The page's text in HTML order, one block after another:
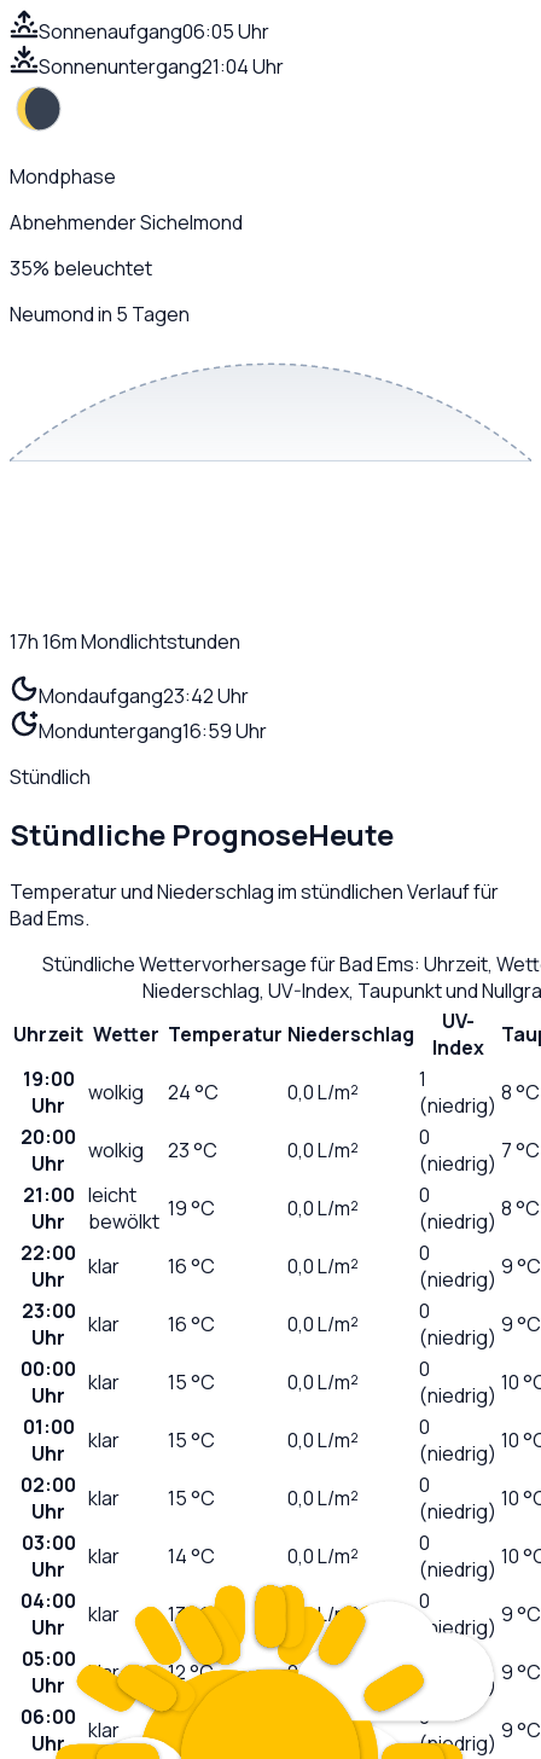
Sonnenaufgang06:05 Uhr
Sonnenuntergang21:04 Uhr
Mondphase
Abnehmender Sichelmond
35% beleuchtet
Neumond in 5 Tagen
17h 16mMondlichtstunden
Mondaufgang23:42 Uhr
Monduntergang16:59 Uhr
Stündlich
Stündliche PrognoseHeute
Temperatur und Niederschlag im stündlichen Verlauf für
Bad Ems.
Stündliche Wettervorhersage fürBad Ems: Uhrzeit,
Niederschlag, UV-Index, Taupunkt und
Uhrzeit Wetter Temperatur Niederschlag
UV-
Index
19:00
Uhr
wolkig 24°C 0,0L/m²
1
(niedrig) 8 °C
20:00
Uhr
wolkig 23°C 0,0L/m²
0
(niedrig) 7 °C
21:00
Uhr
leicht
bewölkt 19°C 0,0L/m²
0
(niedrig) 8 °C
22:00
Uhr
klar 16°C 0,0L/m²
0
(niedrig) 9 °C
23:00
Uhr
klar 16°C 0,0L/m²
0
(niedrig) 9 °C
00:00
Uhr
klar 15°C 0,0L/m²
0
(niedrig) 10
01:00
Uhr
klar 15°C 0,0L/m²
0
(niedrig) 10
02:00
Uhr
klar 15°C 0,0L/m²
0
(niedrig) 10
03:00
Uhr
klar 14°C 0,0L/m²
0
(niedrig) 10
04:00
Uhr
klar 13°C 0,0L/m²
0
(niedrig) 9 °C
05:00
Uhr
klar 12°C 0,0 L/m²
(niedrig) 9 °C
06:00
Uhr
klar 11°C L/m²
0
(niedrig) 9 °C